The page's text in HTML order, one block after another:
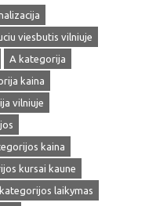
viesbutis vilniuje
A kategorija
kaina
vilniuje
kaina
kursai kaune
laikymas